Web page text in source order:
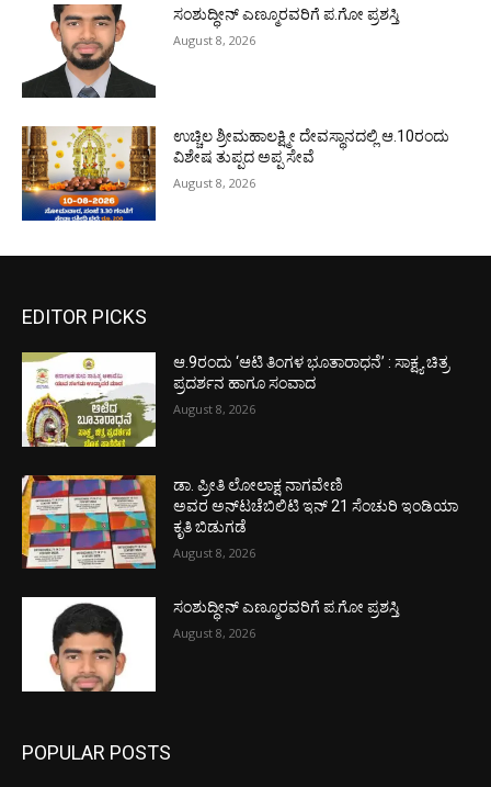
ಸಂಶುದ್ಧೀನ್ ಎಣ್ಮೂರವರಿಗೆ ಪ.ಗೋ ಪ್ರಶಸ್ತಿ
August 8, 2026
ಉಚ್ಚಿಲ ಶ್ರೀಮಹಾಲಕ್ಷ್ಮೀ ದೇವಸ್ಥಾನದಲ್ಲಿ ಆ.10ರಂದು
ವಿಶೇಷ ತುಪ್ಪದ ಅಪ್ಪ ಸೇವೆ
August 8, 2026
EDITOR PICKS
ಆ.9ರಂದು ‘ಆಟಿ ತಿಂಗಳ ಭೂತಾರಾಧನೆ’ : ಸಾಕ್ಷ್ಯ ಚಿತ್ರ
ಪ್ರದರ್ಶನ ಹಾಗೂ ಸಂವಾದ
August 8, 2026
ಡಾ. ಪ್ರೀತಿ ಲೋಲಾಕ್ಷ ನಾಗವೇಣಿ
ಅವರ ಅನ್‌ಟಚೆಬಿಲಿಟಿ ಇನ್ 21 ಸೆಂಚುರಿ ಇಂಡಿಯಾ
ಕೃತಿ ಬಿಡುಗಡೆ
August 8, 2026
ಸಂಶುದ್ಧೀನ್ ಎಣ್ಮೂರವರಿಗೆ ಪ.ಗೋ ಪ್ರಶಸ್ತಿ
August 8, 2026
POPULAR POSTS